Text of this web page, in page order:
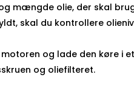
mængde olie, der skal
skal du kontrollere
og lade den køre i
og oliefilteret.